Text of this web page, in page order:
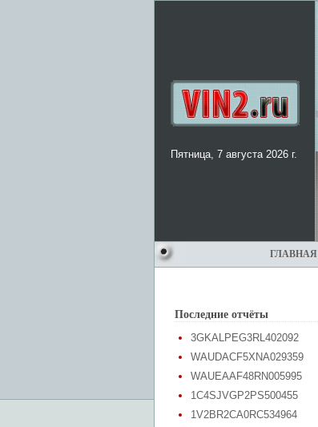
Пятница, 7 августа 2026 г.
ГЛАВНАЯ
Последние отчёты
3GKALPEG3RL402092
WAUDACF5XNA029359
WAUEAAF48RN005995
1C4SJVGP2PS500455
1V2BR2CA0RC534964